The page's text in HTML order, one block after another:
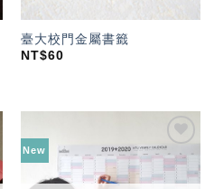
臺大校門金屬書籤
NT$60
New
加入
「願
望輕